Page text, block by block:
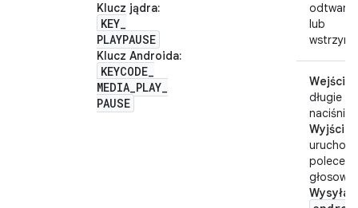
Klucz jądra:
KEY_
PLAYPAUSE
Klucz Androida:
KEYCODE_
MEDIA_PLAY_
PAUSE
lub
Wejście:
długie
Wyjście:
Wysyła: